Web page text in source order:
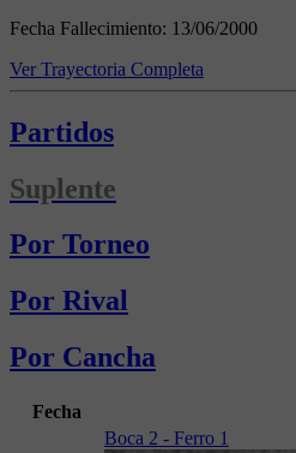
Fecha Fallecimiento: 13/06/2000
Ver Trayectoria Completa
Partidos
Suplente
Por Torneo
Por Rival
Por Cancha
Fecha
Boca 2 - Ferro 1